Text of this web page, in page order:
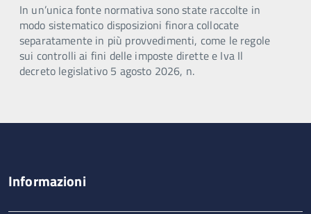
In un’unica fonte normativa sono state raccolte in
modo sistematico disposizioni finora collocate
separatamente in più provvedimenti, come le regole
sui controlli ai fini delle imposte dirette e Iva Il
decreto legislativo 5 agosto 2026, n.
Informazioni